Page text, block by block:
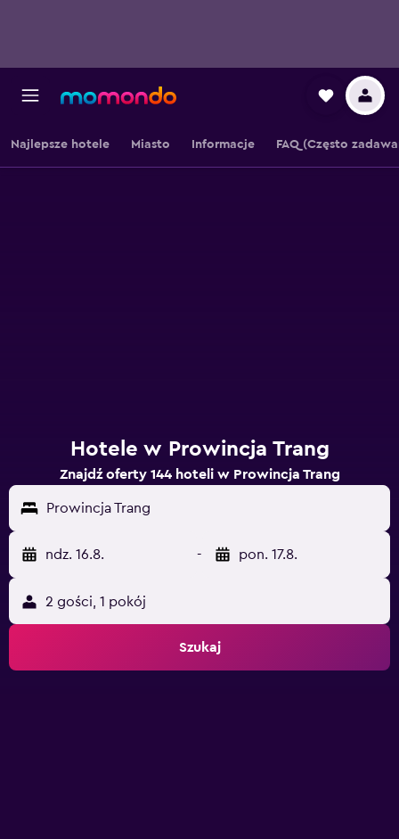
Najlepsze hotele Miasto Informacje FAQ (Często
Hotele w Prowincja Trang
Znajdź oferty 144 hoteli w Prowincja Trang
Prowincja Trang
ndz. 16.8. - pon. 17.8.
2 gości, 1 pokój
Szukaj